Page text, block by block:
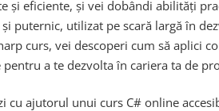
și eficiente, și vei dobândi abilități
puternic, utilizat pe scară largă în
curs, vei descoperi cum să aplici
pentru a te dezvolta în cariera ta de
cu ajutorul unui curs C# online